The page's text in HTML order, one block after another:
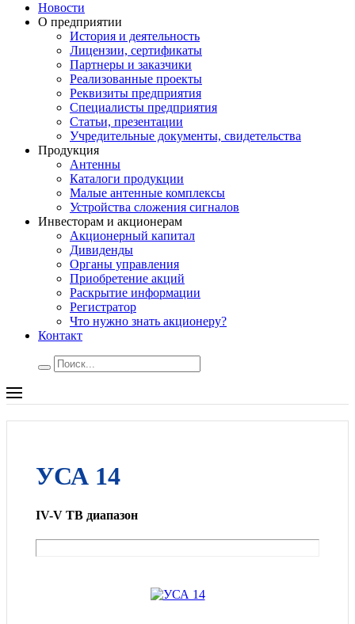
Новости
О предприятии
История и деятельность
Лицензии, сертификаты
Партнеры и заказчики
Реализованные проекты
Реквизиты предприятия
Специалисты предприятия
Статьи, презентации
Учредительные документы, свидетельства
Продукция
Антенны
Каталоги продукции
Малые антенные комплексы
Устройства сложения сигналов
Инвесторам и акционерам
Акционерный капитал
Дивиденды
Органы управления
Приобретение акций
Раскрытие информации
Регистратор
Что нужно знать акционеру?
Контакт
УСА 14
IV-V ТВ диапазон